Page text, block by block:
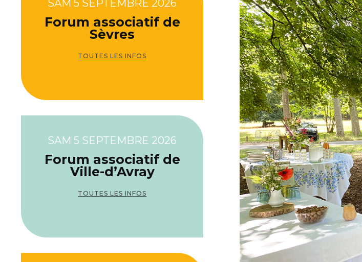
SAM 5 SEPTEMBRE 2026
Forum associatif de
Sèvres
TOUTES LES INFOS
SAM 5 SEPTEMBRE 2026
Forum associatif de
Ville-d’Avray
TOUTES LES INFOS